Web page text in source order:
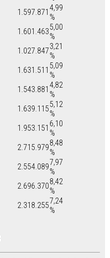
1.597.871 4,99
%
1.601.4635,00
%
1.027.8473,21
%
1.631.511 5,09
%
1.543.881 4,82
%
1.639.1155,12
%
1.953.151 6,10
%
2.715.9798,48
%
2.554.0897,97
%
2.696.3708,42
%
2.318.2557,24
%